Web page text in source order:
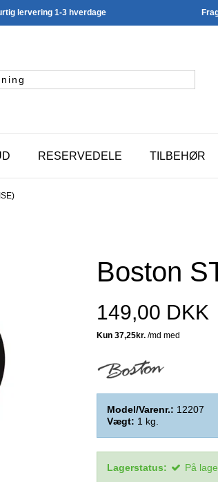
lervering 1-3 hverdage
RESERVEDELE TILBEHØR
Boston
149,00 DKK
Model/Varenr.: 12207
Vægt: 1 kg.
Lagerstatus: På